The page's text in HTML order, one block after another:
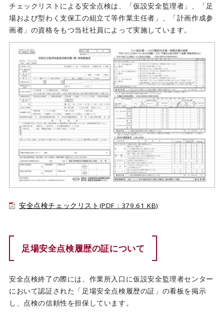
チェックリストによる安全点検は、「仮設安全監理者」、「足
場および型わく支保工の組立て等作業主任者」、「計画作成参
画者」の資格をもつ当社社員によって実施しています。
安全点検チェックリスト(PDF : 379.61 KB)
足場安全点検履歴の証について
安全点検終了の際には、作業所入口に仮設安全監理者センター
において認証された「足場安全点検履歴の証」の看板を掲示
し、点検の信頼性を担保しています。